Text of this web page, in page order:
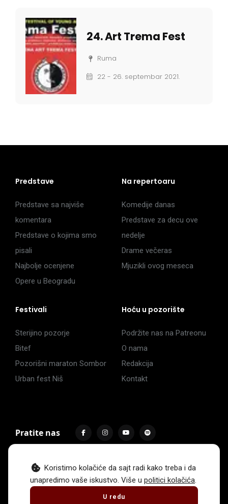
24. Art Trema Fest
Ruma
22 - 26. septembar 2021.
Koristimo kolačiće da sajt radi kako treba i da
unapredimo vaše iskustvo. Više u politici kolačića.
U redu
Predstave
Predstave sa najviše
komentara
Predstave o kojima smo
pisali
Najbolje ocenjene
Opere u Beogradu
Na repertoaru
Komedije danas
Predstave za decu ove
nedelje
Drame večeras
Mjuzikli ovog meseca
Festivali
Sterijino pozorje
Bitef
Pozorišni maraton Sombor
Urban fest Niš
Hoću u pozorište
Podržite nas na Patreonu
O nama
Redakcija
Kontakt
Pratite nas
Impressum Politika privatnosti
Uslovi korišćenja
. Sva prava zadržava Hoću u pozorište.